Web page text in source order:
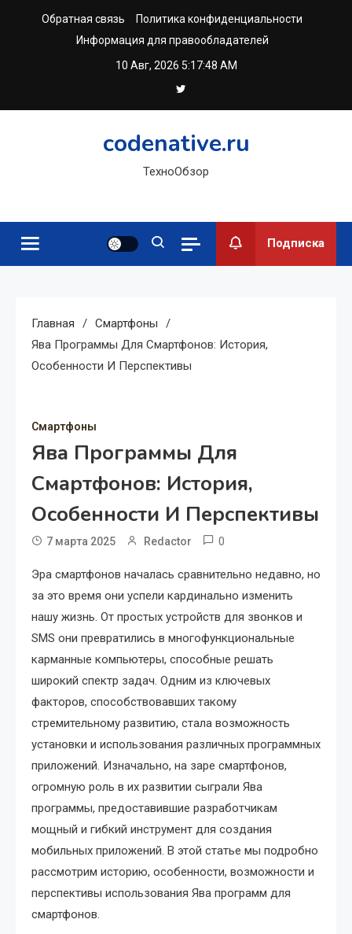
Обратная связь
Политика конфиденциальности
Информация для правообладателей
10 Авг, 2026 5:17:49 AM
codenative.ru
ТехноОбзор
Подписка
Главная
Смартфоны
Ява Программы Для Смартфонов: История,
Особенности И Перспективы
Смартфоны
Ява Программы Для
Смартфонов: История,
Особенности И Перспективы
7 марта 2025 Redactor 0
Эра смартфонов началась сравнительно недавно, но
за это время они успели кардинально изменить
нашу жизнь. От простых устройств для звонков и
SMS они превратились в многофункциональные
карманные компьютеры, способные решать
широкий спектр задач. Одним из ключевых
факторов, способствовавших такому
стремительному развитию, стала возможность
установки и использования различных программных
приложений. Изначально, на заре смартфонов,
огромную роль в их развитии сыграли Ява
программы, предоставившие разработчикам
мощный и гибкий инструмент для создания
мобильных приложений. В этой статье мы подробно
рассмотрим историю, особенности, возможности и
перспективы использования Ява программ для
смартфонов.